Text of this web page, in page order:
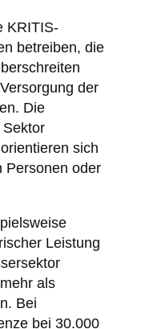
KRITIS-
betreiben, die
der
Die
sich
Personen oder
Leistung
als
Bei
bei 30.000